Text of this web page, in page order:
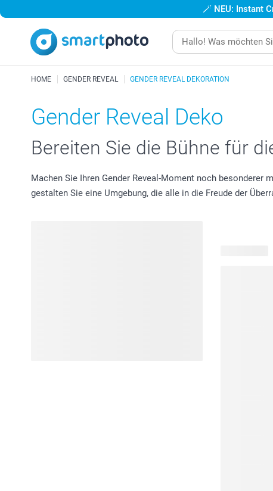
🪄 NEU: Instant
HOME GENDER REVEAL GENDER REVEAL DEKORATION
Gender Reveal Deko
Bereiten Sie die Bühne für
Machen Sie Ihren Gender Reveal-Moment noch
gestalten Sie eine Umgebung, die alle in die Freude der